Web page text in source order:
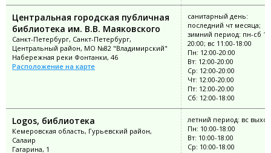
Центральная городская публичная
библиотека им. В.В. Маяковского
Санкт-Петербург, Санкт-Петербург,
Центральный район, МО №82 "Владимирский"
Набережная реки Фонтанки, 46
Расположение на карте
санитарный день:
последний чт месяца;
зимний период: пн-сб
20:00; вс 11:00-18:00
Пн: 12:00-20:00
Вт: 12:00-20:00
Ср: 12:00-20:00
Чт: 12:00-20:00
Пт: 12:00-20:00
Сб: 12:00-18:00
Logos, библиотека
Кемеровская область, Гурьевский район,
Салаир
Гагарина, 1
летний период: вс
Пн: 10:00-18:00
Вт: 10:00-18:00
Ср: 10:00-18:00